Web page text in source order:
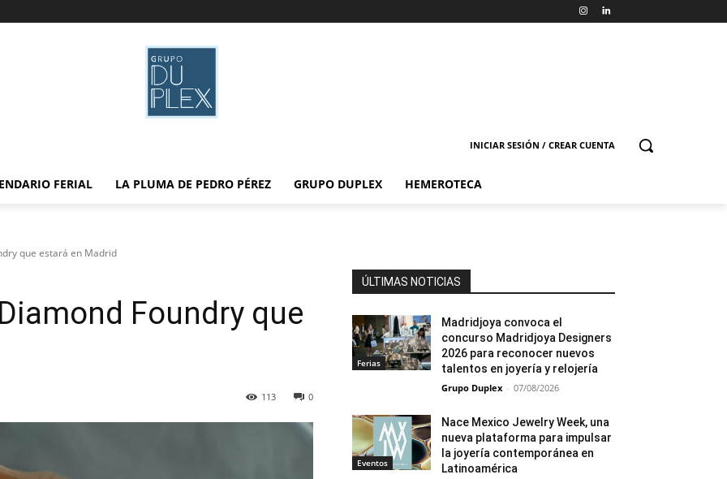
INICIAR SESIÓN / CREAR CUENTA
FERIAL LA PLUMA DE PEDRO PÉREZ GRUPO DUPLEX HEMEROTECA
que estará en Madrid
Foundry que
0
113
ÚLTIMAS NOTICIAS
Ferias
Madridjoya convoca el
concurso Madridjoya Designers
2026 para reconocer nuevos
talentos en joyería y relojería
Grupo Duplex - 07/08/2026
Eventos
Nace Mexico Jewelry Week, una
nueva plataforma para impulsar
la joyería contemporánea en
Latinoamérica